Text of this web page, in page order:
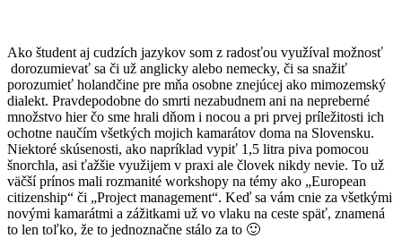
Ako študent aj cudzích jazykov som z radosťou využíval možnosť
dorozumievať sa či už anglicky alebo nemecky, či sa snažiť
porozumieť holandčine pre mňa osobne znejúcej ako mimozemský
dialekt. Pravdepodobne do smrti nezabudnem ani na nepreberné
množstvo hier čo sme hrali dňom i nocou a pri prvej príležitosti ich
ochotne naučím všetkých mojich kamarátov doma na Slovensku.
Niektoré skúsenosti, ako napríklad vypiť 1,5 litra piva pomocou
šnorchla, asi ťažšie využijem v praxi ale človek nikdy nevie. To už
väčší prínos mali rozmanité workshopy na témy ako „European
citizenship“ či „Project management“. Keď sa vám cnie za všetkými
novými kamarátmi a zážitkami už vo vlaku na ceste späť, znamená
to len toľko, že to jednoznačne stálo za to 🙂